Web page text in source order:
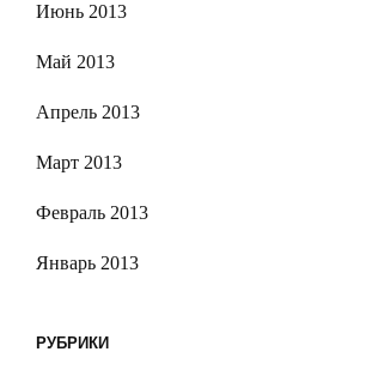
Июнь 2013
Май 2013
Апрель 2013
Март 2013
Февраль 2013
Январь 2013
РУБРИКИ